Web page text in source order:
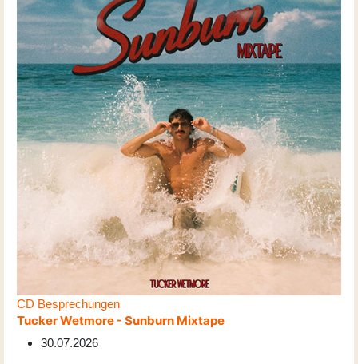
CD Besprechungen
Tucker Wetmore - Sunburn Mixtape
30.07.2026